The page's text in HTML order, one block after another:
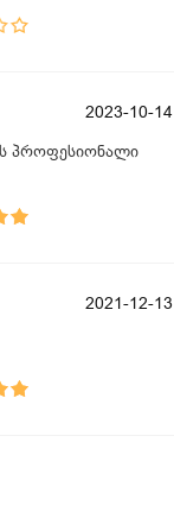
2023-10-14
პროფესიონალი
2021-12-13